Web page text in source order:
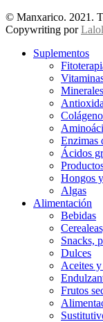
© Manxarico. 2021.
Copywriting por
Suplementos
Enzimas
Ácidos
Hongos
Algas
Alimentación
Bebidas
Snacks,
Dulces
Aceites
Frutos